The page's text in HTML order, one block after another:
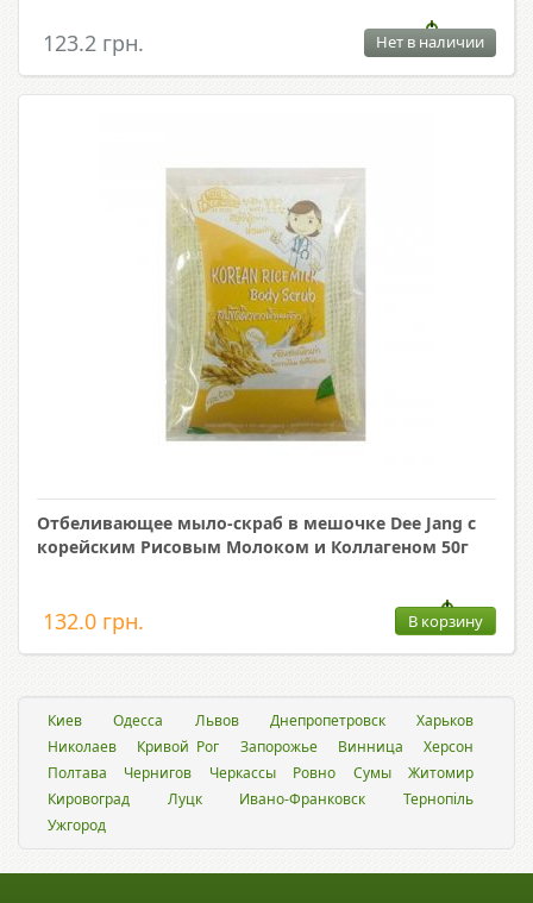
123.2 грн. Нет в наличии
Отбеливающее мыло-скраб в мешочке Dee Jang с
корейским Рисовым Молоком и Коллагеном 50г
132.0 грн. В корзину
Киев Одесса Львов Днепропетровск
Харьков
Николаев
Кривой Рог Запорожье Винница
Херсон
Полтава
Чернигов Черкассы Ровно Сумы
Житомир
Кировоград
Луцк Ивано-Франковск
Тернопіль
Ужгород